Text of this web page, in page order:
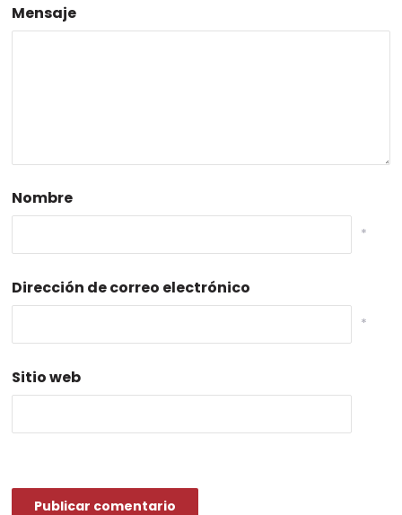
Mensaje
Nombre
*
Dirección de correo electrónico
*
Sitio web